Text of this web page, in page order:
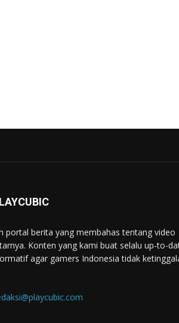
portal berita yang membahas tentang video
Konten yang kami buat selalu up-to-
agar gamers Indonesia tidak